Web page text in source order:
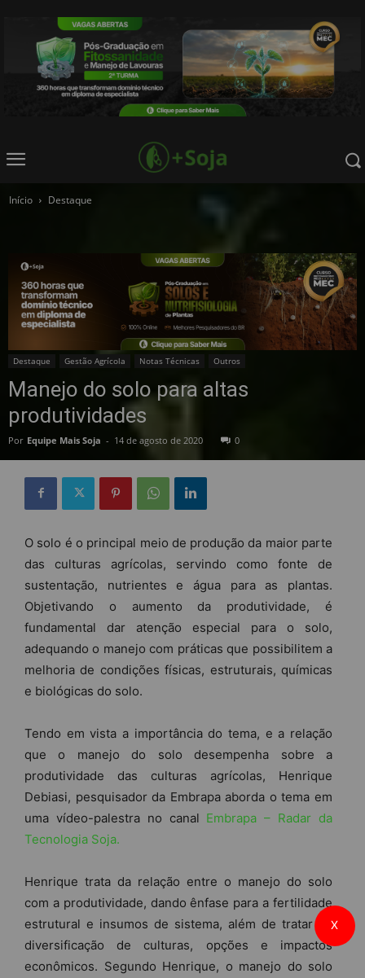
Início Destaque
Destaque Gestão Agrícola Notas Técnicas Outros
Manejo do solo para altas
produtividades
Por Equipe Mais Soja - 14 de agosto de 2020 0
O solo é o principal meio de produção da maior parte
das culturas agrícolas, servindo como fonte de
sustentação, nutrientes e água para as plantas.
Objetivando o aumento da produtividade, é
fundamental dar atenção especial para o solo,
adequando o manejo com práticas que possibilitem a
melhoria de condições físicas, estruturais, químicas
e biológicas do solo.
Tendo em vista a importância do tema, e a relação
que o manejo do solo desempenha sobre a
produtividade das culturas agrícolas, Henrique
Debiasi, pesquisador da Embrapa aborda o tema em
uma vídeo-palestra no canal Embrapa – Radar da
Tecnologia Soja.
Henrique trata da relação entre o manejo do solo
com a produtividade, dando ênfase para a fertilidade
estrutural e insumos de sistema, além de tratar da
diversificação de culturas, opções e impactos
econômicos. Segundo Henrique, o manejo do solo
X